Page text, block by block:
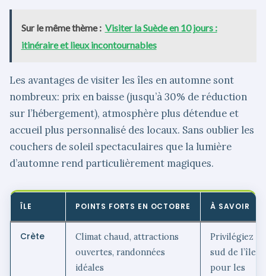
Sur le même thème : Visiter la Suède en 10 jours :
itinéraire et lieux incontournables
Les avantages de visiter les îles en automne sont
nombreux: prix en baisse (jusqu’à 30% de réduction
sur l’hébergement), atmosphère plus détendue et
accueil plus personnalisé des locaux. Sans oublier les
couchers de soleil spectaculaires que la lumière
d’automne rend particulièrement magiques.
ÎLE POINTS FORTS EN OCTOBRE À SAVOIR
Crète
Climat chaud, attractions
ouvertes, randonnées
idéales
Privilégiez le
sud de l’île
pour les